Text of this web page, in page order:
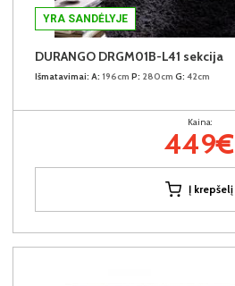
YRA SANDĖLYJE
DURANGO DRGM01B-L41 sekcija
Išmatavimai: A: 196cm P: 280cm G: 42cm
Kaina:
449€
Į krepšelį